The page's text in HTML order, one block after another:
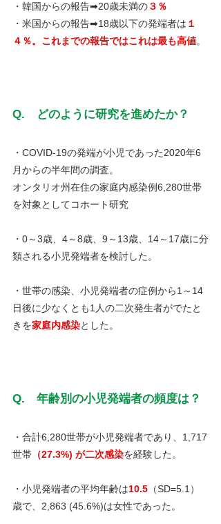
・韓国からの報告➡20歳未満の３％
・米国からの報告➡18歳以下の発端者は １
４％。これまでの報告ではこれは最も高値。
Q.　どのように研究を進めたか？
・COVID-19の発端が小児であった2020年6
月からの半年間の調査。
オンタリオ州在住の家庭内感染例6,280世帯
を対象としてコホート研究
・0～3歳、4～8歳、9～13歳、14～17歳に分
類される小児発端者を検討した。
・世帯の感染、小児発端者の症例から1～14
日後に少なくとも1人の二次発生者がでたと
きを家庭内感染とした。
Q.　年齢別の小児発端者の頻度は？
・合計6,280世帯が小児発端者であり、1,717
世帯 （27.3%) が二次感染を経験した。
・小児発端者の平均年齢は10.5 （SD=5.1）
歳で、2,863 (45.6%)は女性であった。